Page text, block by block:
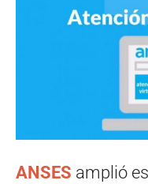
ANSES amplió